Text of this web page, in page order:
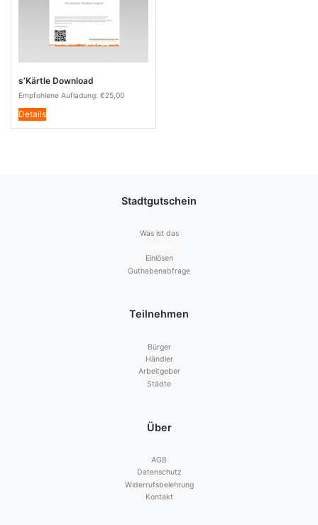
s’Kärtle Download
Empfohlene Aufladung: €25,00
Details
Stadtgutschein
Was ist das
Einlösen
Guthabenabfrage
Teilnehmen
Bürger
Händler
Arbeitgeber
Städte
Über
AGB
Datenschutz
Widerrufsbelehrung
Kontakt